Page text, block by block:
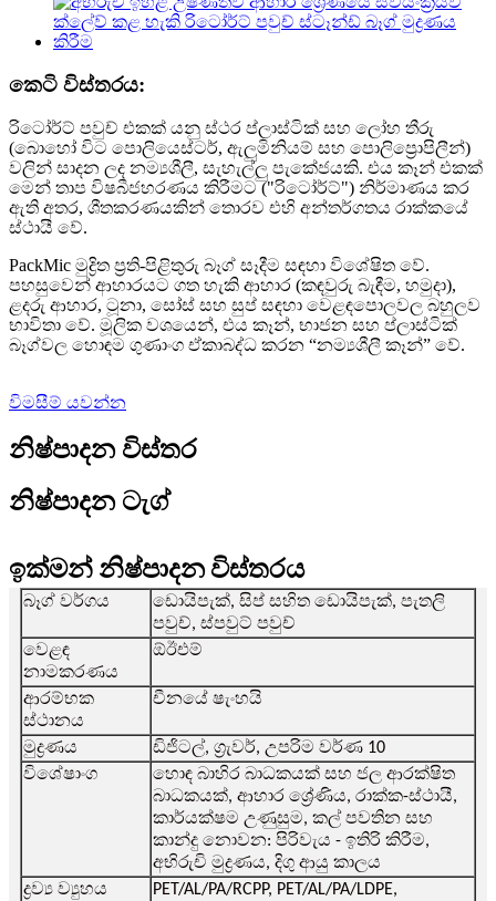
කෙටි විස්තරය:
රිටෝර්ට් පවුච් එකක් යනු ස්ථර ප්ලාස්ටික් සහ ලෝහ තීරු
(බොහෝ විට පොලියෙස්ටර්, ඇලුමිනියම් සහ පොලිප්‍රොපිලීන්)
වලින් සාදන ලද නම්‍යශීලී, සැහැල්ලු පැකේජයකි. එය කෑන් එකක්
මෙන් තාප විෂබීජහරණය කිරීමට ("රිටෝර්ට්") නිර්මාණය කර
ඇති අතර, ශීතකරණයකින් තොරව එහි අන්තර්ගතය රාක්කයේ
ස්ථායී වේ.
PackMic මුද්‍රිත ප්‍රති-පිළිතුරු බෑග් සෑදීම සඳහා විශේෂිත වේ.
පහසුවෙන් ආහාරයට ගත හැකි ආහාර (කඳවුරු බැඳීම, හමුදා),
ළදරු ආහාර, ටූනා, සෝස් සහ සුප් සඳහා වෙළඳපොලවල බහුලව
භාවිතා වේ. මූලික වශයෙන්, එය කෑන්, භාජන සහ ප්ලාස්ටික්
බෑග්වල හොඳම ගුණාංග ඒකාබද්ධ කරන “නම්‍යශීලී කෑන්” වේ.
විමසීම් යවන්න
නිෂ්පාදන විස්තර
නිෂ්පාදන ටැග්
ඉක්මන් නිෂ්පාදන විස්තරය
බෑග් වර්ගය
ඩොයිපැක්, සිප් සහිත ඩොයිපැක්, පැතලි
පවුච්, ස්පවුට් පවුච්
වෙළඳ
නාමකරණය
ඕඊඑම්
ආරම්භක
ස්ථානය
චීනයේ ෂැංහයි
මුද්‍රණය
ඩිජිටල්, ග්‍රැවර්, උපරිම වර්ණ 10
විශේෂාංග
හොඳ බාහිර බාධකයක් සහ ජල ආරක්ෂිත
බාධකයක්, ආහාර ශ්‍රේණිය, රාක්ක-ස්ථායී,
කාර්යක්ෂම උණුසුම, කල් පවතින සහ
කාන්දු නොවන: පිරිවැය - ඉතිරි කිරීම,
අභිරුචි මුද්‍රණය, දිගු ආයු කාලය
ද්‍රව්‍ය ව්‍යුහය
PET/AL/PA/RCPP, PET/AL/PA/LDPE,